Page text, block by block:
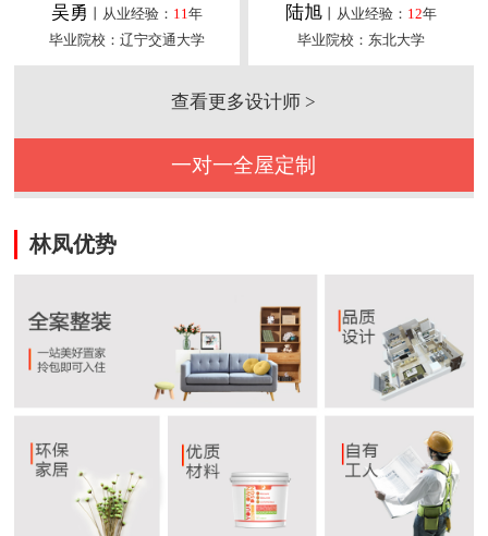
吴勇 丨从业经验： 11年
毕业院校：辽宁交通大学
陆旭丨从业经验： 12年
毕业院校：东北大学
查看更多设计师 >
一对一全屋定制
林凤优势